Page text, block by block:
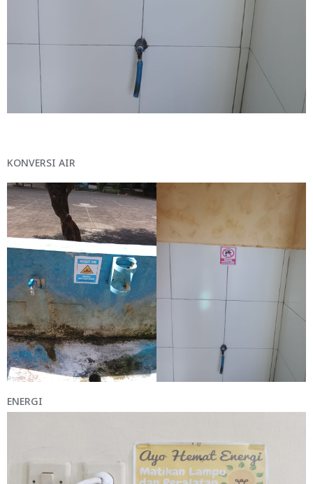
KONVERSI AIR
ENERGI